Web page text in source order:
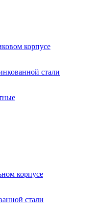
корпусе
стали
корпусе
стали